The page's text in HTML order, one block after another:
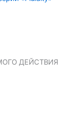
ДЕЙСТВИЯ